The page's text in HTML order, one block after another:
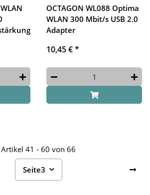
OCTAGON WL088 Optima
WLAN 300 Mbit/s USB 2.0
Adapter
10,45 €*
Artikel 41 - 60 von 66
Seite3